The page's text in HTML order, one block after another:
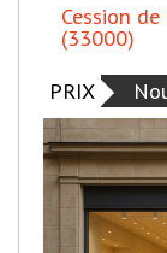
Cession
(33000)
PRIX